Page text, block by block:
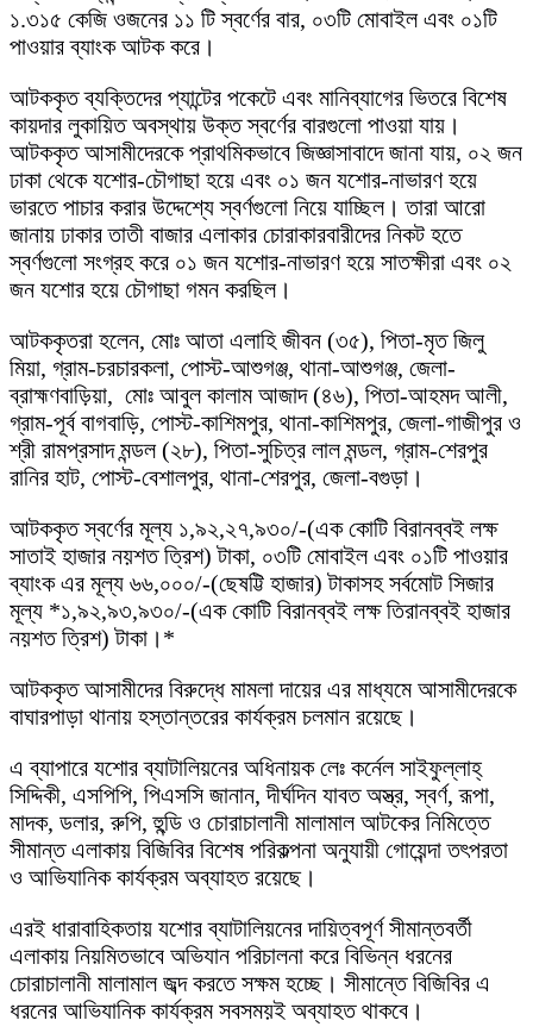
১.৩১৫ কেজি ওজনের ১১ টি স্বর্ণের বার, ০৩টি মোবাইল এবং ০১টি
পাওয়ার ব্যাংক আটক করে।
আটককৃত ব্যক্তিদের প্যান্টের পকেটে এবং মানিব্যাগের ভিতরে বিশেষ
কায়দার লুকায়িত অবস্থায় উক্ত স্বর্ণের বারগুলো পাওয়া যায়।
আটককৃত আসামীদেরকে প্রাথমিকভাবে জিজ্ঞাসাবাদে জানা যায়, ০২ জন
ঢাকা থেকে যশোর-চৌগাছা হয়ে এবং ০১ জন যশোর-নাভারণ হয়ে
ভারতে পাচার করার উদ্দেশ্যে স্বর্ণগুলো নিয়ে যাচ্ছিল। তারা আরো
জানায় ঢাকার তাতী বাজার এলাকার চোরাকারবারীদের নিকট হতে
স্বর্ণগুলো সংগ্রহ করে ০১ জন যশোর-নাভারণ হয়ে সাতক্ষীরা এবং ০২
জন যশোর হয়ে চৌগাছা গমন করছিল।
আটককৃতরা হলেন, মোঃ আতা এলাহি জীবন (৩৫), পিতা-মৃত জিলু
মিয়া, গ্রাম-চরচারকলা, পোস্ট-আশুগঞ্জ, থানা-আশুগঞ্জ, জেলা-
ব্রাহ্মণবাড়িয়া, মোঃ আবুল কালাম আজাদ (৪৬), পিতা-আহমদ আলী,
গ্রাম-পূর্ব বাগবাড়ি, পোস্ট-কাশিমপুর, থানা-কাশিমপুর, জেলা-গাজীপুর ও
শ্রী রামপ্রসাদ মন্ডল (২৮), পিতা-সুচিত্র লাল মন্ডল, গ্রাম-শেরপুর
রানির হাট, পোস্ট-বেশালপুর, থানা-শেরপুর, জেলা-বগুড়া।
আটককৃত স্বর্ণের মূল্য ১,৯২,২৭,৯৩০/-(এক কোটি বিরানব্বই লক্ষ
সাতাই হাজার নয়শত ত্রিশ) টাকা, ০৩টি মোবাইল এবং ০১টি পাওয়ার
ব্যাংক এর মূল্য ৬৬,০০০/-(ছেষট্টি হাজার) টাকাসহ সর্বমোট সিজার
মূল্য *১,৯২,৯৩,৯৩০/-(এক কোটি বিরানব্বই লক্ষ তিরানব্বই হাজার
নয়শত ত্রিশ) টাকা।*
আটককৃত আসামীদের বিরুদ্ধে মামলা দায়ের এর মাধ্যমে আসামীদেরকে
বাঘারপাড়া থানায় হস্তান্তরের কার্যক্রম চলমান রয়েছে।
এ ব্যাপারে যশোর ব্যাটালিয়নের অধিনায়ক লেঃ কর্নেল সাইফুল্লাহ্
সিদ্দিকী, এসপিপি, পিএসসি জানান, দীর্ঘদিন যাবত অস্ত্র, স্বর্ণ, রূপা,
মাদক, ডলার, রুপি, হুন্ডি ও চোরাচালানী মালামাল আটকের নিমিত্তে
সীমান্ত এলাকায় বিজিবির বিশেষ পরিকল্পনা অনুযায়ী গোয়েন্দা তৎপরতা
ও আভিযানিক কার্যক্রম অব্যাহত রয়েছে।
এরই ধারাবাহিকতায় যশোর ব্যাটালিয়নের দায়িত্বপূর্ণ সীমান্তবর্তী
এলাকায় নিয়মিতভাবে অভিযান পরিচালনা করে বিভিন্ন ধরনের
চোরাচালানী মালামাল জব্দ করতে সক্ষম হচ্ছে। সীমান্তে বিজিবির এ
ধরনের আভিযানিক কার্যক্রম সবসময়ই অব্যাহত থাকবে।